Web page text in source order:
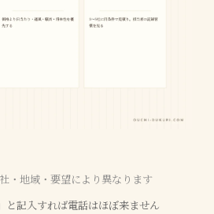
・地域・要望により異なります
記入すれば電話はほぼ来ません